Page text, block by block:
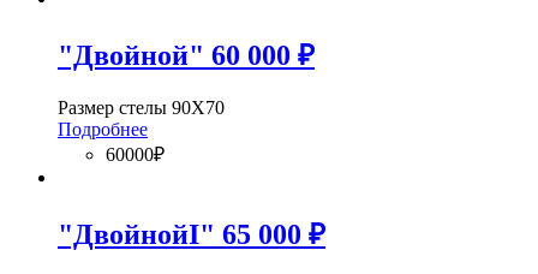
"Двойной" 60 000 ₽
Размер стелы 90Х70
Подробнее
60000₽
"ДвойнойI" 65 000 ₽